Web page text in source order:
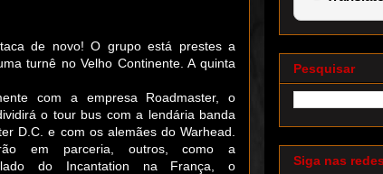
de novo! O grupo está prestes a
turnê no Velho Continente. A quinta
com a empresa Roadmaster, o
o tour bus com a lendária banda
D.C. e com os alemães do Warhead.
em parceria, outros, como a
do Incantation na França, o
Pesquisar
Siga nas